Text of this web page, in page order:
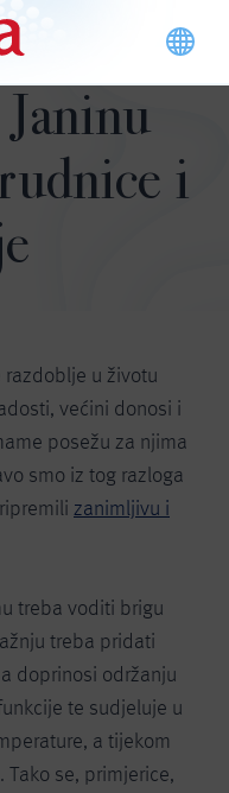
i
u životu
većini donosi i
posežu za njima
smo iz tog razloga
zanimljivu i
treba voditi brigu
treba pridati
doprinosi održanju
te sudjeluje u
a tijekom
se, primjerice,